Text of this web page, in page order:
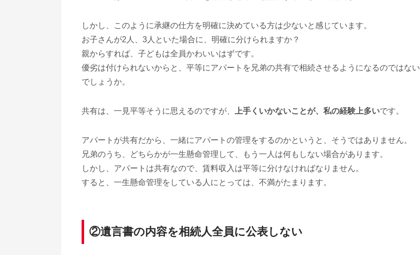
しかし、このように承継の仕方を明確に決めている方は少ないと感じています。
お子さんが2人、3人といた場合に、明確に分けられますか？
親からすれば、子どもは全員かわいいはずです。
優劣は付けられないからと、平等にアパートを兄弟の共有で相続させるようになるのではない
でしょうか。
共有は、一見平等そうに思えるのですが、 上手くいかないことが、私の経験上多いです。
アパートが共有だから、一緒にアパートの管理をするのかというと、そうではありません。
兄弟のうち、どちらかが一生懸命管理して、もう一人は何もしない場合があります。
しかし、アパートは共有なので、賃料収入は平等に分けなければなりません。
すると、一生懸命管理をしている人にとっては、不満がたまります。
②遺言書の内容を相続人全員に公表しない